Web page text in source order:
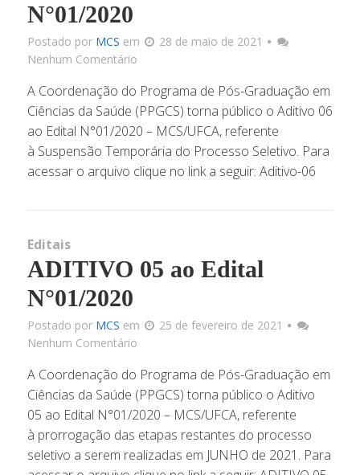
N°01/2020
Postado por MCS em
28 de maio de 2021
Nenhum Comentário
A Coordenação do Programa de Pós-Graduação em
Ciências da Saúde (PPGCS) torna público o Aditivo 06
ao Edital N°01/2020 – MCS/UFCA, referente
à Suspensão Temporária do Processo Seletivo. Para
acessar o arquivo clique no link a seguir: Aditivo-06
Editais
ADITIVO 05 ao Edital
N°01/2020
Postado por MCS em
25 de fevereiro de 2021
Nenhum Comentário
A Coordenação do Programa de Pós-Graduação em
Ciências da Saúde (PPGCS) torna público o Aditivo
05 ao Edital N°01/2020 – MCS/UFCA, referente
à prorrogação das etapas restantes do processo
seletivo a serem realizadas em JUNHO de 2021. Para